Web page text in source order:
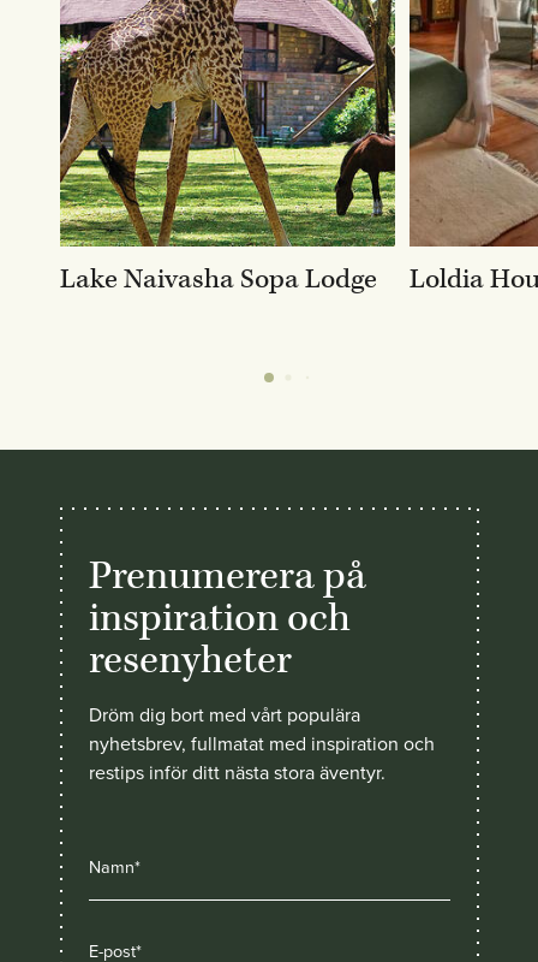
Lake Naivasha Sopa Lodge Loldia
Prenumerera på
inspiration och
resenyheter
Dröm dig bort med vårt populära
nyhetsbrev, fullmatat med inspiration och
restips inför ditt nästa stora äventyr.